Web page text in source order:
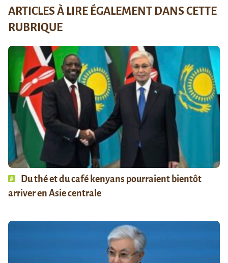
ARTICLES À LIRE ÉGALEMENT DANS CETTE
RUBRIQUE
Du thé et du café kenyans pourraient bientôt
arriver en Asie centrale